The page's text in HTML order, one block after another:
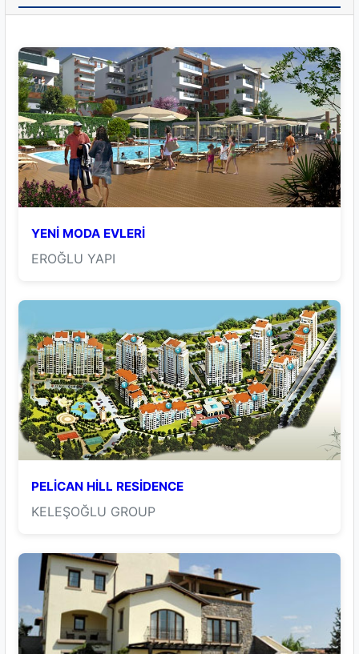
YENİ MODA EVLERİ
EROĞLU YAPI
PELİCAN HİLL RESİDENCE
KELEŞOĞLU GROUP